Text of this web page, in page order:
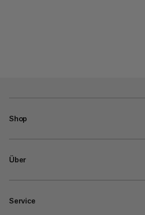
Shop
Über
Service